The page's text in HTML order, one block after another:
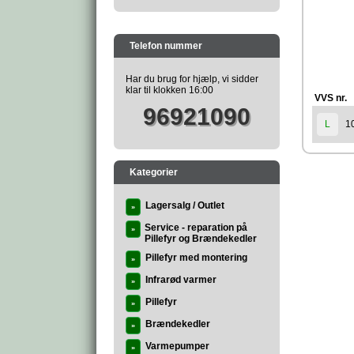
Telefon nummer
Har du brug for hjælp, vi sidder
klar til klokken 16:00
96921090
Kategorier
» Lagersalg / Outlet
»
Service - reparation på
Pillefyr og Brændekedler
» Pillefyr med montering
» Infrarød varmer
» Pillefyr
» Brændekedler
» Varmepumper
VVS nr.
L